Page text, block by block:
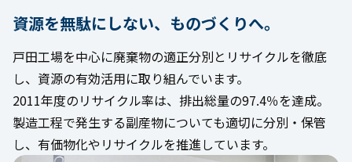
資源を無駄にしない、ものづくりへ。
戸田工場を中心に廃棄物の適正分別とリサイクルを徹底
し、資源の有効活用に取り組んでいます。
2011年度のリサイクル率は、排出総量の97.4％を達成。
製造工程で発生する副産物についても適切に分別・保管
し、有価物化やリサイクルを推進しています。